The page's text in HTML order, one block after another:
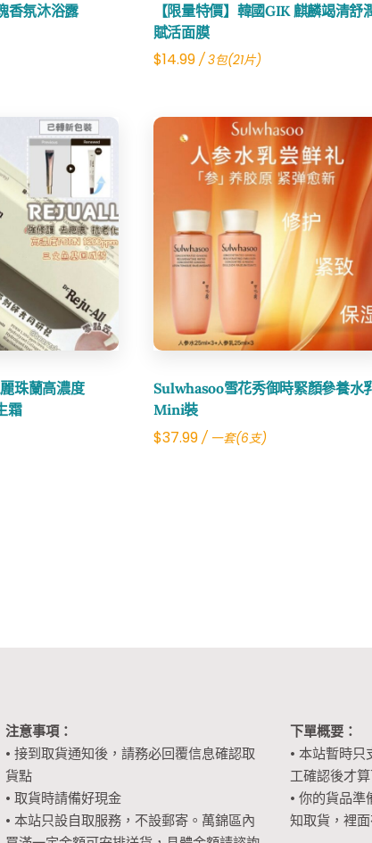
香氛沐浴露
【限量特價】韓國GIK 麒麟竭清舒
賦活面膜
$14.99/ 3包(21片)
珠蘭高濃度
霜
Sulwhasoo雪花秀御時緊顏參養水
Mini裝
$37.99/ 一套(6支)
Share
注意事項：
• 接到取貨通知後，請務必回覆信息確認取
貨點
• 取貨時請備好現金
• 本站只設自取服務，不設郵寄。萬錦區內
下單概要：
• 本站暫時
工確認後才
• 你的貨品
知取貨，裡